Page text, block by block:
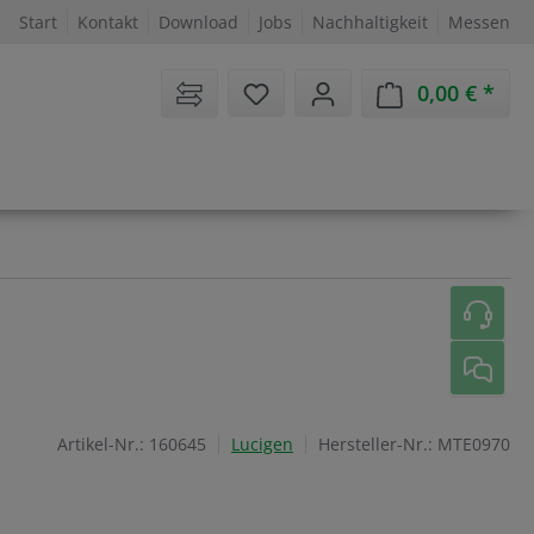
Start Kontakt Download Jobs Nachhaltigkeit Messen
Sie haben 0 Artikel auf dem
0,00 €
Artikel-Nr.: 160645 Lucigen Hersteller-Nr.: MTE0970